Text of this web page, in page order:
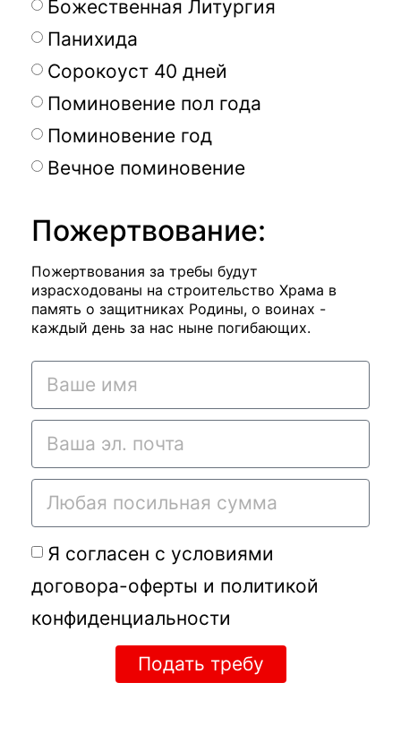
Божественная Литургия
Панихида
Сорокоуст 40 дней
Поминовение пол года
Поминовение год
Вечное поминовение
Пожертвование:
Пожертвования за требы будут
израсходованы на строительство Храма в
память о защитниках Родины, о воинах -
каждый день за нас ныне погибающих.
Я согласен с условиями
договора-оферты и политикой
конфиденциальности
Подать требу